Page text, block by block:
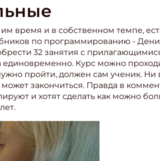
время и в собственном темпе,
по программированию -
32 занятия с
Курс можно
пройти, должен сам ученик. Ни
закончиться. Правда в
и хотят сделать как можно